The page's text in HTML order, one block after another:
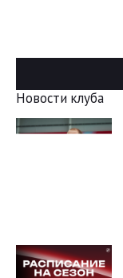
Новости клуба